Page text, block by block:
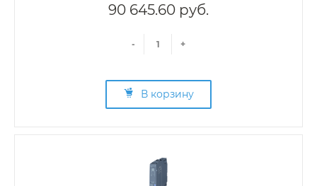
90 645.60 руб.
- +
В корзину